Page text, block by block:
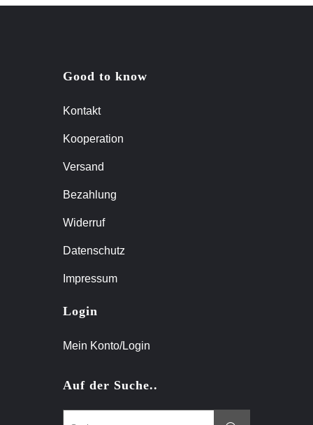
Good to know
Kontakt
Kooperation
Versand
Bezahlung
Widerruf
Datenschutz
Impressum
Login
Mein Konto/Login
Auf der Suche..